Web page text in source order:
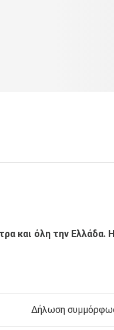
και όλη την Ελλάδα.
Δήλωση